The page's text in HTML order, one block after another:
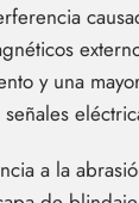
y una
a la